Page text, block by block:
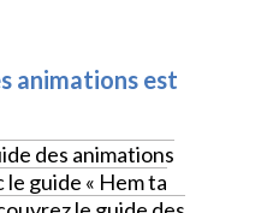
animations est
des animations
guide « Hem ta